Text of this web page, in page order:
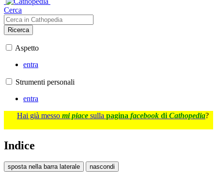
Cerca
Ricerca
Aspetto
entra
Strumenti personali
entra
Hai già messo mi piace sulla pagina facebook di Cathopedia?
Indice
sposta nella barra laterale nascondi